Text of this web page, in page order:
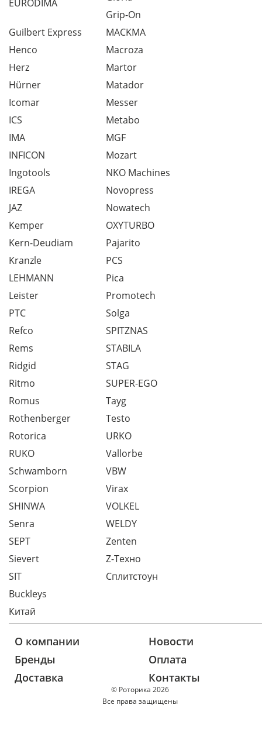
EURODIMA
Grip-On
Guilbert Express
Henco
Herz
Hürner
Icomar
ICS
IMA
INFICON
Ingotools
IREGA
JAZ
Kemper
Kern-Deudiam
Kranzle
LEHMANN
Leister
MACKMA
Macroza
Martor
Matador
Messer
Metabo
MGF
Mozart
NKO Machines
Novopress
Nowatech
OXYTURBO
Pajarito
PCS
Pica
Promotech
PTC
Refco
Rems
Ridgid
Ritmo
Romus
Rothenberger
Rotorica
RUKO
Schwamborn
Scorpion
SHINWA
Senra
SEPT
Sievert
SIT
Solga
SPITZNAS
STABILA
STAG
SUPER-EGO
Tayg
Testo
URKO
Vallorbe
VBW
Virax
VOLKEL
WELDY
Zenten
Z-Техно
Сплитстоун
Buckleys
Китай
© Роторика 2026
Все права защищены
О компании
Новости
Бренды
Оплата
Доставка
Контакты